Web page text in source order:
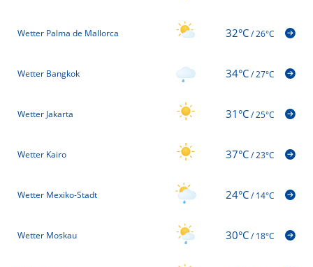
Wetter Palma de Mallorca 32°C/26°C
Wetter Bangkok 34°C/27°C
Wetter Jakarta 31°C/25°C
Wetter Kairo 37°C/23°C
Wetter Mexiko-Stadt 24°C/14°C
Wetter Moskau 30°C/18°C